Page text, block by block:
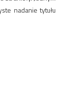
nadanie tytułu